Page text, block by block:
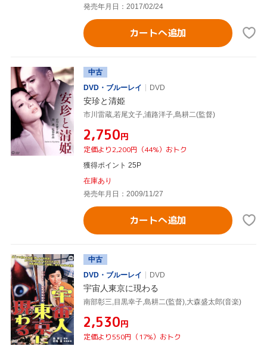
発売年月日：2017/02/24
カートへ追加
中古
DVD・ブルーレイ
DVD
安珍と清姫
市川雷蔵,若尾文子,浦路洋子,島耕二(監督)
¥2,750円
定価より2,200円（44%）おトク
獲得ポイント 25P
在庫あり
発売年月日：2009/11/27
カートへ追加
中古
DVD・ブルーレイ
DVD
宇宙人東京に現わる
南部彰三,目黒幸子,島耕二(監督),大森盛太郎(音楽)
¥2,530円
定価より550円（17%）おトク